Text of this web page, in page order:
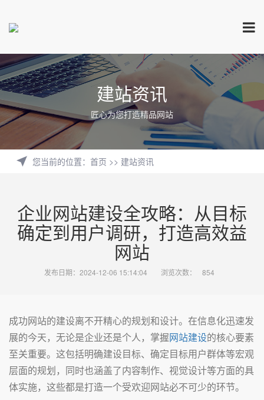
建站资讯
匠心为您打造精品网站
您当前的位置： 首页 >> 建站资讯
企业网站建设全攻略：从目标
确定到用户调研，打造高效益
网站
发布日期：2024-12-06 15:14:04 浏览次数： 854
成功网站的建设离不开精心的规划和设计。在信息化迅速发
展的今天，无论是企业还是个人，掌握网站建设的核心要素
至关重要。这包括明确建设目标、确定目标用户群体等宏观
层面的规划，同时也涵盖了内容制作、视觉设计等方面的具
体实施，这些都是打造一个受欢迎网站必不可少的环节。